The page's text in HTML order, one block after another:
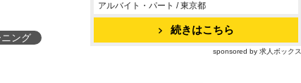
ニング
アルバイト・パート / 東京都
続きはこちら
sponsored by 求人ボックス